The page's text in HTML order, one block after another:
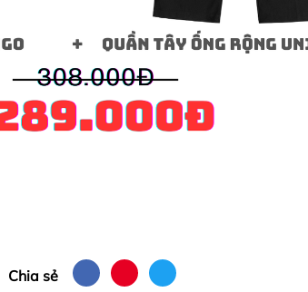
Chia sẻ